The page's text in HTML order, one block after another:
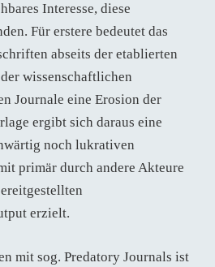
Interesse, diese
Für erstere bedeutet das
abseits der etablierten
wissenschaftlichen
Journale eine Erosion der
ergibt sich daraus eine
noch lukrativen
primär durch andere Akteure
erzielt.
mit sog. Predatory Journals ist